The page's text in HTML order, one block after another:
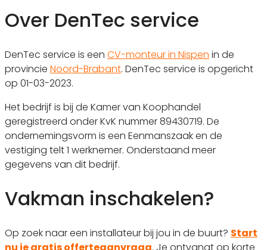
Over DenTec service
DenTec service is een CV-monteur in Nispen in de
provincie Noord-Brabant. DenTec service is opgericht
op 01-03-2023.
Het bedrijf is bij de Kamer van Koophandel
geregistreerd onder KvK nummer 89430719. De
ondernemingsvorm is een Eenmanszaak en de
vestiging telt 1 werknemer. Onderstaand meer
gegevens van dit bedrijf.
Vakman inschakelen?
Op zoek naar een installateur bij jou in de buurt? Start
nu je gratis offerteaanvraag. Je ontvangt op korte